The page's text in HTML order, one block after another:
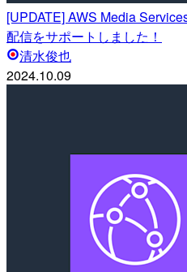
[UPDATE] AWS Media
配信をサポートしました！
清水俊也
2024.10.09